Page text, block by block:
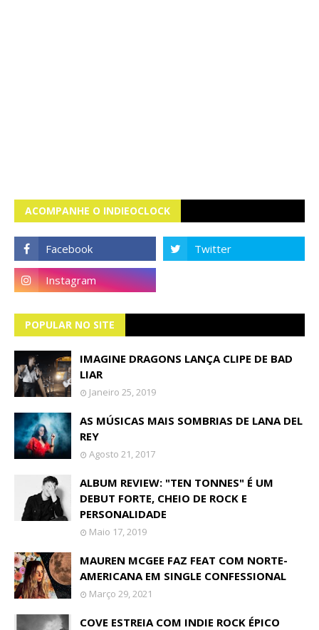
ACOMPANHE O INDIEOCLOCK
POPULAR NO SITE
IMAGINE DRAGONS LANÇA CLIPE DE BAD
LIAR
Janeiro 25, 2019
AS MÚSICAS MAIS SOMBRIAS DE LANA DEL
REY
Agosto 21, 2017
ALBUM REVIEW: "TEN TONNES" É UM
DEBUT FORTE, CHEIO DE ROCK E
PERSONALIDADE
Maio 17, 2019
MAUREN MCGEE FAZ FEAT COM NORTE-
AMERICANA EM SINGLE CONFESSIONAL
Março 29, 2021
COVE ESTREIA COM INDIE ROCK ÉPICO